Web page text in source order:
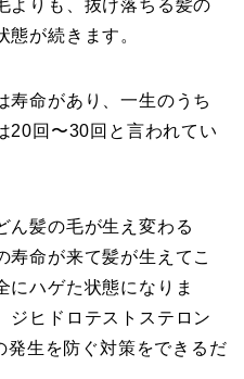
よりも、抜け落ちる髪の
が続きます。
寿命があり、一生のうち
20回〜30回と言われてい
ん髪の毛が生え変わる
寿命が来て髪が生えてこ
にハゲた状態になりま
ジヒドロテストステロン
生を防ぐ対策をできるだ